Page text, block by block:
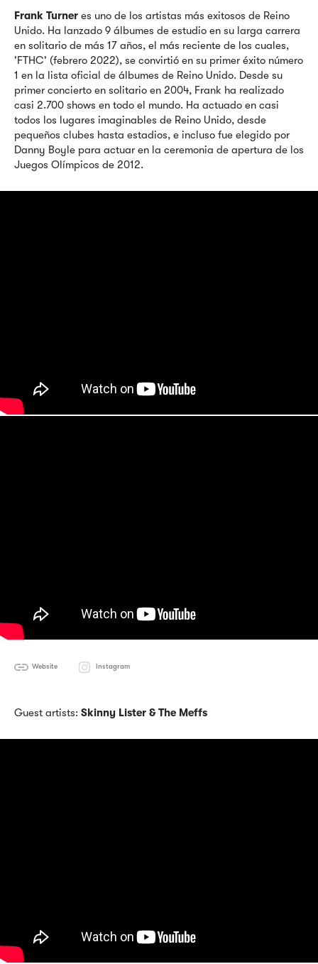
Frank Turner es uno de los artistas más exitosos de Reino
Unido. Ha lanzado 9 álbumes de estudio en su larga carrera
en solitario de más 17 años, el más reciente de los cuales,
'FTHC' (febrero 2022), se convirtió en su primer éxito número
1 en la lista oficial de álbumes de Reino Unido. Desde su
primer concierto en solitario en 2004, Frank ha realizado
casi 2.700 shows en todo el mundo. Ha actuado en casi
todos los lugares imaginables de Reino Unido, desde
pequeños clubes hasta estadios, e incluso fue elegido por
Danny Boyle para actuar en la ceremonia de apertura de los
Juegos Olímpicos de 2012.
Website Instagram
Guest artists: Skinny Lister & The Meffs